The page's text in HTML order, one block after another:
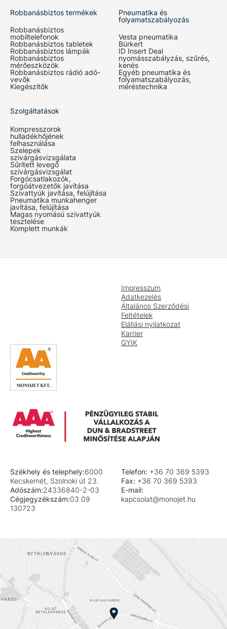
Robbanásbiztos termékek
Robbanásbiztos
mobiltelefonok
Robbanásbiztos tabletek
Robbanásbiztos lámpák
Robbanásbiztos
mérőeszközök
Robbanásbiztos rádió adó-
vevők
Kiegészítők
Pneumatika és
folyamatszabályozás
Vesta pneumatika
Bürkert
ID Insert Deal
nyomásszabályzás, szűrés,
kenés
Egyéb pneumatika és
folyamatszabályozás,
méréstechnika
Szolgáltatások
Kompresszorok
hulladékhőjének
felhasználása
Szelepek
szivárgásvizsgálata
Sűrített levegő
szivárgásvizsgálat
Forgócsatlakozók,
forgóátvezetők javítása
Szivattyúk javítása, felújítása
Pneumatika munkahenger
javítása, felújítása
Magas nyomású szivattyúk
tesztelése
Komplett munkák
Impresszum
Adatkezelés
Általános Szerződési
Feltételek
Elállási nyilatkozat
Karrier
GYIK
Székhely és telephely:6000
Kecskemét, Szolnoki út 23.
Adószám:24336840-2-03
Cégjegyzékszám:03 09
130723
Telefon: +36 70 369 5393
Fax: +36 70 369 5393
E-mail:
kapcsolat@monojet.hu